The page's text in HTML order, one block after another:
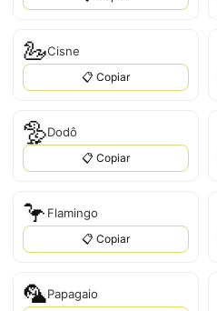
🦢Cisne
📋 Copiar
🦤Dodô
📋 Copiar
🦩 Flamingo
📋 Copiar
🦜Papagaio